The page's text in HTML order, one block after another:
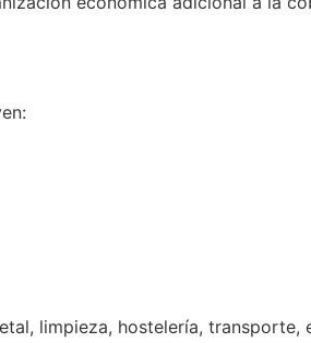
limpieza, hostelería, transporte,